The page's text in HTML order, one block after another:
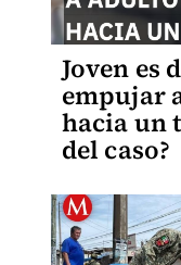
Joven es
empujar
hacia un
del caso?